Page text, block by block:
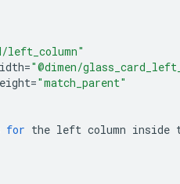
left_column"
="@dimen/
="match_parent"
for the left column inside